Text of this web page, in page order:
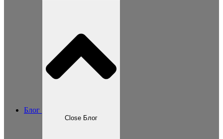
Блог
Close Блог